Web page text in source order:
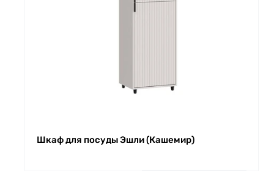
Шкаф для посуды Эшли (Кашемир)